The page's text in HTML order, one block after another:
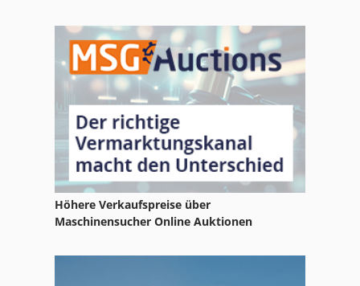
Höhere Verkaufspreise über
Maschinensucher Online Auktionen